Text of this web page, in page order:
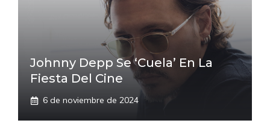
Johnny Depp Se ‘cuela’ En La
Fiesta Del Cine
6 de noviembre de 2024